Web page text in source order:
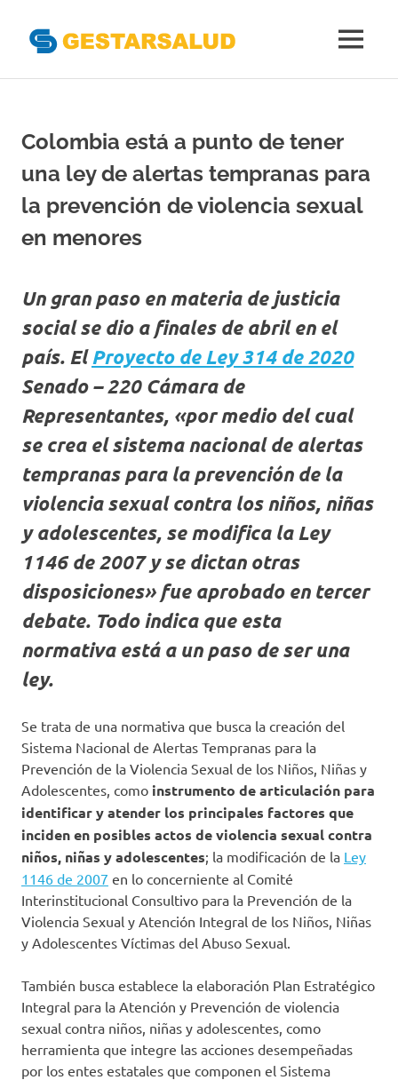
contenido
del
Aseguramiento
de
la
Salud
MENÚ
Colombia está a punto de tener
una ley de alertas tempranas para
la prevención de violencia sexual
en menores
Un gran paso en materia de justicia
social se dio a finales de abril en el
país. ElProyecto de Ley 314 de 2020
Senado – 220 Cámara de
Representantes, «por medio del cual
se crea el sistema nacional de alertas
tempranas para la prevención de la
violencia sexual contra los niños, niñas
y adolescentes, se modifica la Ley
1146 de 2007 y se dictan otras
disposiciones» fue aprobado en tercer
debate. Todo indica que esta
normativa está a un paso de ser una
ley.
Se trata de una normativa que busca la creación del
Sistema Nacional de Alertas Tempranas para la
Prevención de la Violencia Sexual de los Niños, Niñas y
Adolescentes, como instrumento de articulación para
identificar y atender los principales factores que
inciden en posibles actos de violencia sexual contra
niños, niñas y adolescentes; la modificación de la Ley
1146 de 2007 en lo concerniente al Comité
Interinstitucional Consultivo para la Prevención de la
Violencia Sexual y Atención Integral de los Niños, Niñas
y Adolescentes Víctimas del Abuso Sexual.
También busca establece la elaboración Plan Estratégico
Integral para la Atención y Prevención de violencia
sexual contra niños, niñas y adolescentes, como
herramienta que integre las acciones desempeñadas
por los entes estatales que componen el Sistema